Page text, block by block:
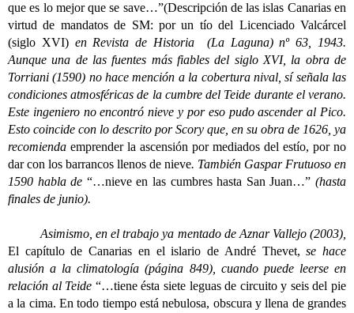
que es lo mejor que se save…”(Descripción de las islas Canarias en
virtud de mandatos de SM: por un tío del Licenciado Valcárcel
(siglo XVI)en Revista de Historia (La Laguna) nº 63, 1943.
Aunque una de las fuentes más fiables del siglo XVI, la obra de
Torriani (1590) no hace mención a la cobertura nival, sí señala las
condiciones atmosféricas de la cumbre del Teide durante el verano.
Este ingeniero no encontró nieve y por eso pudo ascender al Pico.
Esto coincide con lo descrito por Scory que, en su obra de 1626, ya
recomienda emprender la ascensión por mediados del estío, por no
dar con los barrancos llenos de nieve. También Gaspar Frutuoso en
1590 habla de “…nieve en las cumbres hasta San Juan…” (hasta
finales de junio).
Asimismo, en el trabajo ya mentado de Aznar Vallejo (2003),
El capítulo de Canarias en el islario de André Thevet, se hace
alusión a la climatología (página 849), cuando puede leerse en
relación al Teide “…tiene ésta siete leguas de circuito y seis del pie
a la cima. En todo tiempo está nebulosa, obscura y llena de grandes